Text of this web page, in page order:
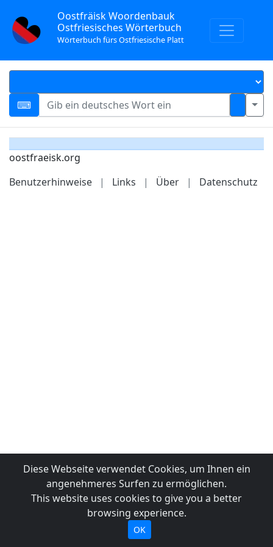
Oostfräisk Woordenbauk
Ostfriesisches Wörterbuch
Wörterbuch fürs Ostfriesische Platt
oostfraeisk.org
Benutzerhinweise
| Links | Über | Datenschutz
Diese Webseite verwendet Cookies, um Ihnen ein
angenehmeres Surfen zu ermöglichen.
This website uses cookies to give you a better
browsing experience.
OK